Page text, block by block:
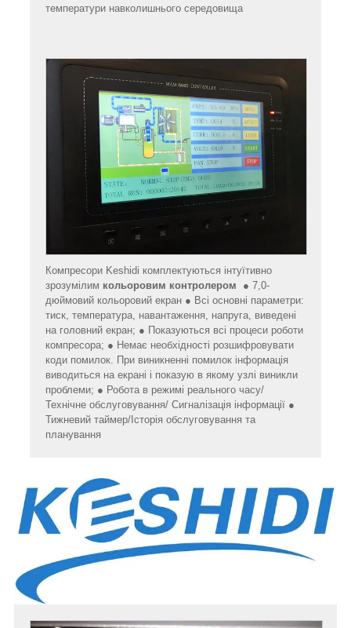
температури навколишнього середовища
Компресори Keshidi комплектуються інтуїтивно
зрозумілим кольоровим контролером ● 7,0-
дюймовий кольоровий екран ● Всі основні параметри:
тиск, температура, навантаження, напруга, виведені
на головний екран; ● Показуються всі процеси роботи
компресора; ● Немає необхідності розшифровувати
коди помилок. При виникненні помилок інформація
виводиться на екрані і показую в якому узлі виникли
проблеми; ● Робота в режимі реального часу/
Технічне обслуговування/ Сигналізація інформації ●
Тижневий таймер/Історія обслуговування та
планування